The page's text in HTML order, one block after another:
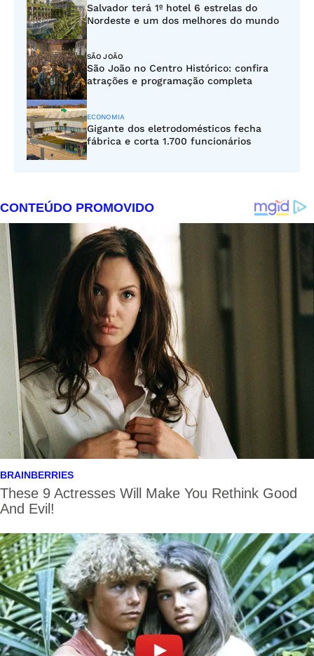
Salvador terá 1º hotel 6 estrelas do
Nordeste e um dos melhores do mundo
SÃO JOÃO
São João no Centro Histórico: confira
atrações e programação completa
ECONOMIA
Gigante dos eletrodomésticos fecha
fábrica e corta 1.700 funcionários